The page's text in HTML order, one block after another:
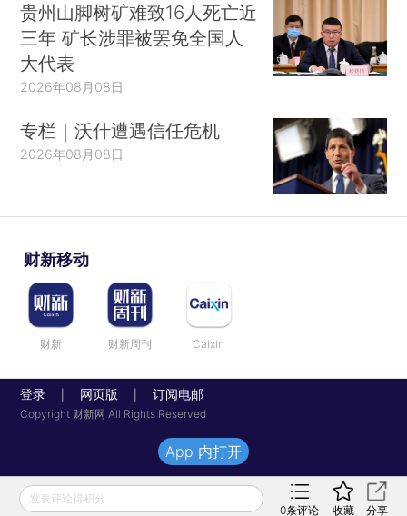
贵州山脚树矿难致16人死亡近
三年 矿长涉罪被罢免全国人
大代表
2026年08月08日
专栏｜沃什遭遇信任危机
2026年08月08日
财新移动
财新 财新周刊 Caixin
登录 网页版 订阅电邮
Copyright 财新网 All Rights Reserved
发表评论得积分
0条评论 收藏 分享
App 内打开